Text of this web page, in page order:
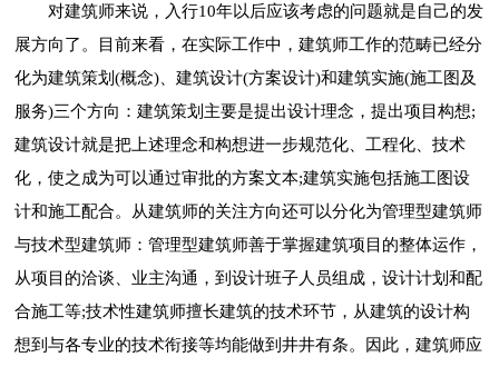
对建筑师来说，入行10年以后应该考虑的问题就是自己的发
展方向了。目前来看，在实际工作中，建筑师工作的范畴已经分
化为建筑策划(概念)、建筑设计(方案设计)和建筑实施(施工图及
服务)三个方向：建筑策划主要是提出设计理念，提出项目构想;
建筑设计就是把上述理念和构想进一步规范化、工程化、技术
化，使之成为可以通过审批的方案文本;建筑实施包括施工图设
计和施工配合。从建筑师的关注方向还可以分化为管理型建筑师
与技术型建筑师：管理型建筑师善于掌握建筑项目的整体运作，
从项目的洽谈、业主沟通，到设计班子人员组成，设计计划和配
合施工等;技术性建筑师擅长建筑的技术环节，从建筑的设计构
想到与各专业的技术衔接等均能做到井井有条。因此，建筑师应